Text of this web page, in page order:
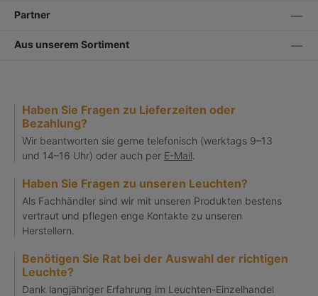
Partner
Aus unserem Sortiment
Haben Sie Fragen zu Lieferzeiten oder
Bezahlung?
Wir beantworten sie gerne telefonisch (werktags 9–13
und 14–16 Uhr) oder auch per E-Mail.
Haben Sie Fragen zu unseren Leuchten?
Als Fachhändler sind wir mit unseren Produkten bestens
vertraut und pflegen enge Kontakte zu unseren
Herstellern.
Benötigen Sie Rat bei der Auswahl der richtigen
Leuchte?
Dank langjähriger Erfahrung im Leuchten-Einzelhandel